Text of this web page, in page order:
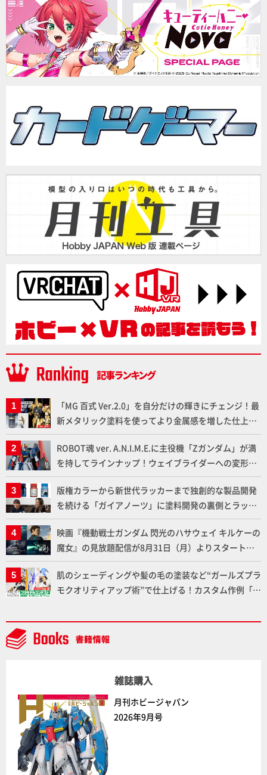
「MG 百式 Ver.2.0」を自分だけの輝きにチェンジ！最
新メタリック塗料を使ってより金属感を増した仕上が
りに!!【試し読み】
ROBOT魂 ver. A.N.I.M.E.に主役機「Zガンダム」が満
を持してラインナップ！ウェイブライダーへの変形、
劇中どおりのプロポーションを再現【機動戦士Zガン
ダム】
版権カラーから新世代ラッカーまで独創的な製品開発
を続ける「ガイアノーツ」に塗料開発の裏側とラッカ
ー塗料の未来についてインタビュー！
映画『機動戦士ガンダム 閃光のハサウェイ キルケーの
魔女』の見放題配信が8月31日（月）よりスタート！
Prime Videoで国内独占配信
肌のシェーディングや髪の毛の塗装など“ガールズプラ
モクオリティアップ術”で仕上げる！カスタム作例「白
デルコンテスト」～8月17日（月）11:59まで応募受付
中】
雑誌購入
月刊ホビージャパン
2026年9月号